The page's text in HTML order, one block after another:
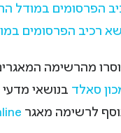
הפרסומים במודל
רכיב הפרסומים
סאלד בנושאי